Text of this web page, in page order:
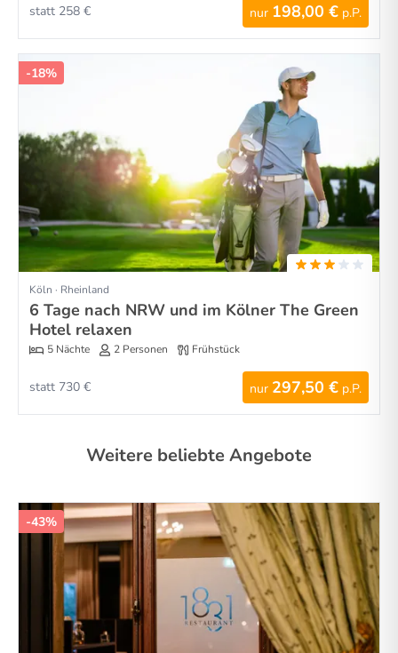
nur 198,00 € p.P.
statt 258 €
-18%
Köln · Rheinland
6 Tage nach NRW und im Kölner The Green
Hotel relaxen
5 Nächte 2 Personen Frühstück
nur 297,50 € p.P.
statt 730 €
Weitere beliebte Angebote
-43%